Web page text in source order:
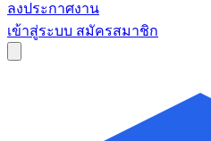
ลงประกาศงาน
เข้าสู่ระบบ สมัครสมาชิก